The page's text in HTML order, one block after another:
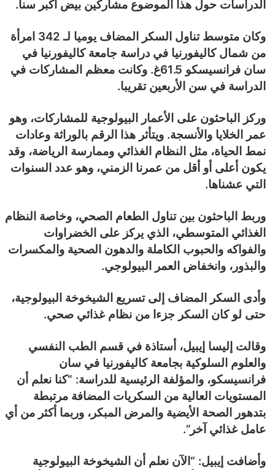
الدراسات حول هذا الموضوع مشاركين بيض أكبر سنا.
وكان متوسط تناول السكر المضاف يوميا لـ 342 امرأة
من شمال كاليفورنيا في دراسة جامعة كاليفورنيا في
سان فرانسيسكو 61.5غ. وكانت معظم المشاركات في
الدراسة في سن الأربعين تقريبا.
وركز الباحثون على الأعمار البيولوجية للمشاركات، وهو
عمر الخلايا والأنسجة. ويتأثر هذا الرقم بالوراثة وعادات
نمط الحياة، مثل النظام الغذائي وممارسة الرياضة، وقد
يكون أعلى أو أقل من عمرنا الزمني، وهو عدد السنوات
التي عشناها.
وربط الباحثون بين تناول الطعام الصحي، وخاصة النظام
الغذائي المتوسطي، الذي يركز على الخضراوات
والفواكه والحبوب الكاملة والدهون الصحية والمكسرات
والبذور، وانخفاض العمر البيولوجي.
وأدى السكر المضاف إلى تسريع الشيخوخة البيولوجية،
حتى لو كان السكر جزءا من نظام غذائي صحي.
وقالت إليسا إيبيل، أستاذة في قسم الطب النفسي
والعلوم السلوكية بجامعة كاليفورنيا في سان
فرانسيسكو، والمؤلفة الرئيسية للدراسة: “كنا نعلم أن
المستويات العالية من السكريات المضافة مرتبطة
بتدهور الصحة الأيضية والمرض المبكر، وربما أكثر من أي
عامل غذائي آخر”.
وأضافت إيبيل: “الآن نعلم أن الشيخوخة البيولوجية